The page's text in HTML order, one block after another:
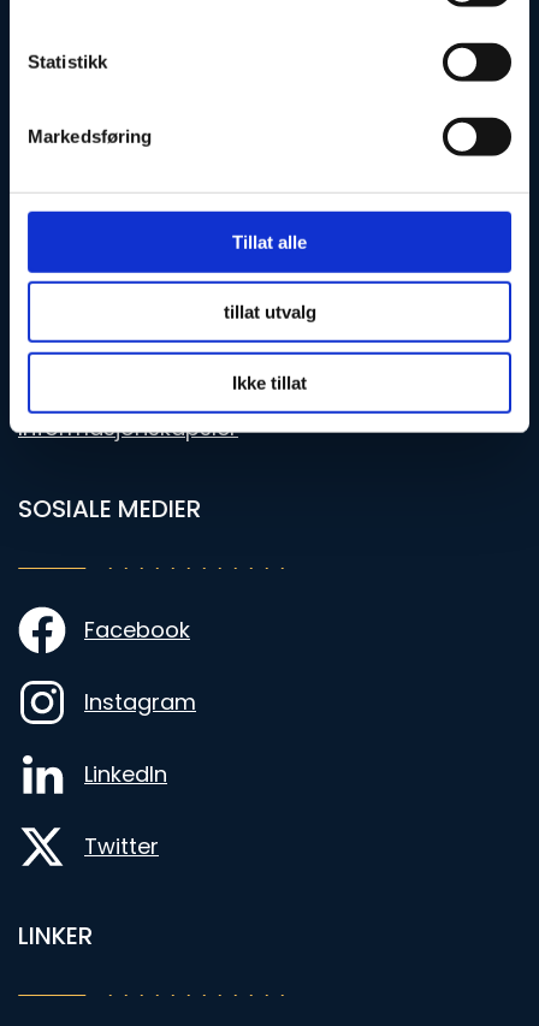
Statistikk
Markedsføring
Tillat alle
tillat utvalg
Ikke tillat
Bli medlem
Kontakt
Pressekontakt
Informasjonskapsler
SOSIALE MEDIER
Facebook
Instagram
LinkedIn
Twitter
LINKER